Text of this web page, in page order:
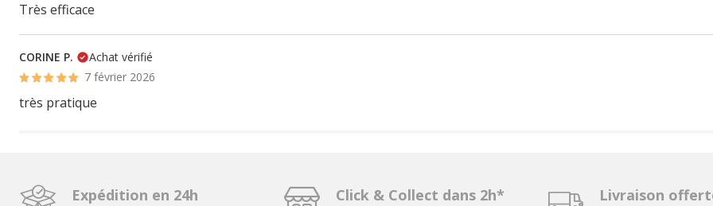
Très efficace
CORINE P.
Achat vérifié
7 février 2026
très pratique
Expédition en 24h
Click & Collect dans 2h* Livraison